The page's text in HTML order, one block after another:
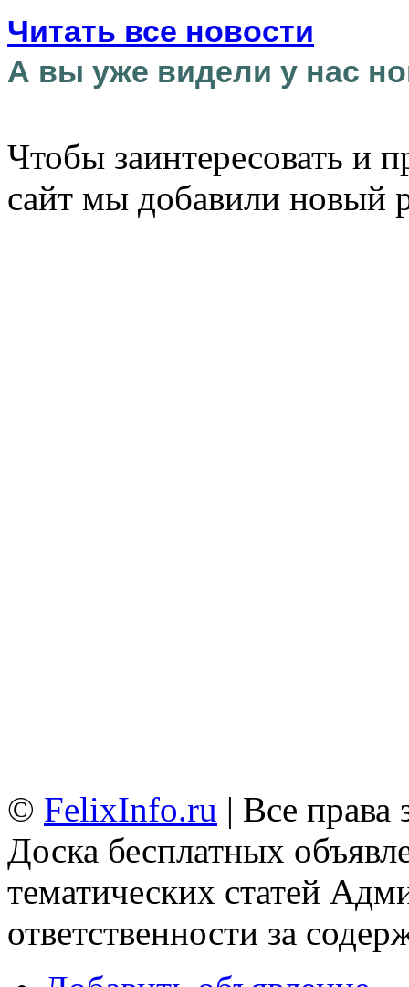
Читать все новости
А вы уже видели у нас
Чтобы заинтересовать и
сайт мы добавили новый
© FelixInfo.ru | Все
Доска бесплатных
тематических статей
ответственности за